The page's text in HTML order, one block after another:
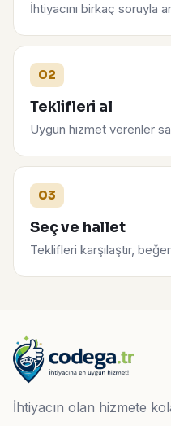
İhtiyacını birkaç soruyla
02
Teklifleri al
Uygun hizmet verenler
03
Seç ve hallet
Teklifleri karşılaştır,
İhtiyacın olan hizmete